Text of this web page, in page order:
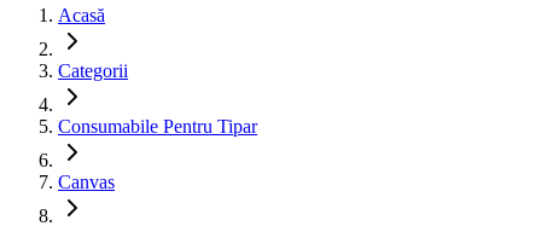
Acasă
Categorii
Consumabile Pentru Tipar
Canvas